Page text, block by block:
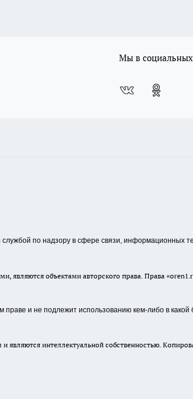
Мы в социальных
по надзору в сфере связи, информационных
объектами авторского права. Права
и не подлежит использованию кем-либо в
интеллектуальной собственностью.